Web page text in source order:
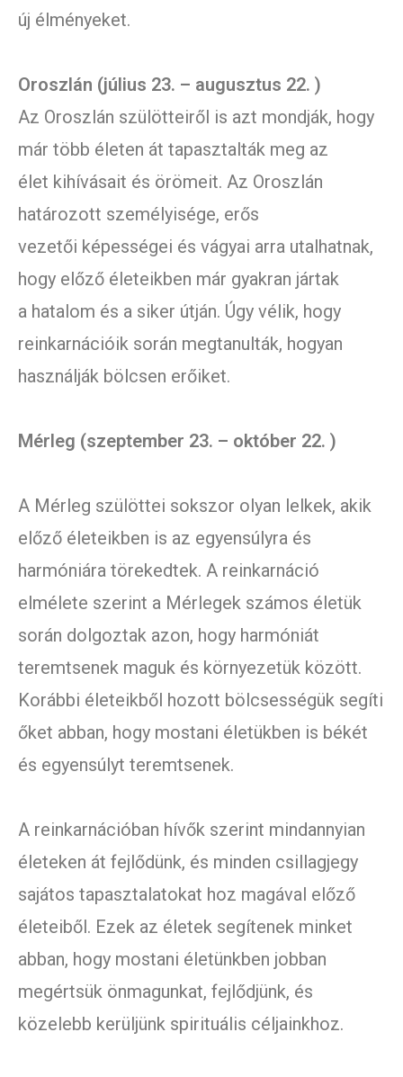
új élményeket.
Oroszlán (július 23. – augusztus 22. )
Az Oroszlán szülötteiről is azt mondják, hogy
már több életen át tapasztalták meg az
élet kihívásait és örömeit. Az Oroszlán
határozott személyisége, erős
vezetői képességei és vágyai arra utalhatnak,
hogy előző életeikben már gyakran jártak
a hatalom és a siker útján. Úgy vélik, hogy
reinkarnációik során megtanulták, hogyan
használják bölcsen erőiket.
Mérleg (szeptember 23. – október 22. )
A Mérleg szülöttei sokszor olyan lelkek, akik
előző életeikben is az egyensúlyra és
harmóniára törekedtek. A reinkarnáció
elmélete szerint a Mérlegek számos életük
során dolgoztak azon, hogy harmóniát
teremtsenek maguk és környezetük között.
Korábbi életeikből hozott bölcsességük segíti
őket abban, hogy mostani életükben is békét
és egyensúlyt teremtsenek.
A reinkarnációban hívők szerint mindannyian
életeken át fejlődünk, és minden csillagjegy
sajátos tapasztalatokat hoz magával előző
életeiből. Ezek az életek segítenek minket
abban, hogy mostani életünkben jobban
megértsük önmagunkat, fejlődjünk, és
közelebb kerüljünk spirituális céljainkhoz.